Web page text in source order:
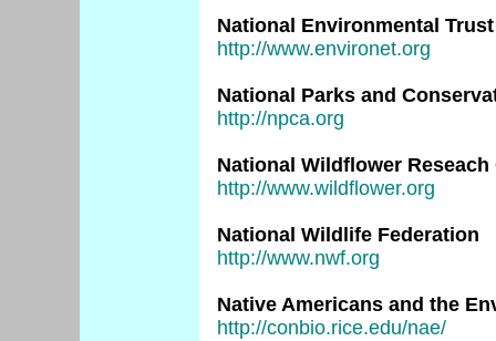
National Environmental Trust
http://www.environet.org
National Parks and
http://npca.org
National Wildflower Reseach
http://www.wildflower.org
National Wildlife Federation
http://www.nwf.org
Native Americans and the
http://conbio.rice.edu/nae/